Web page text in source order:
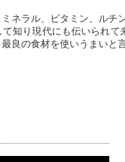
ネラル、ビタミン、ル
知り現代にも伝いられ
良の食材を使いうまいと